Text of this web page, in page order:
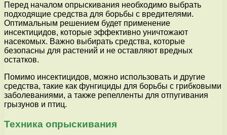
Перед началом опрыскивания необходимо выбрать
подходящие средства для борьбы с вредителями.
Оптимальным решением будет применение
инсектицидов, которые эффективно уничтожают
насекомых. Важно выбирать средства, которые
безопасны для растений и не оставляют вредных
остатков.
Помимо инсектицидов, можно использовать и другие
средства, такие как фунгициды для борьбы с грибковыми
заболеваниями, а также репелленты для отпугивания
грызунов и птиц.
Техника опрыскивания